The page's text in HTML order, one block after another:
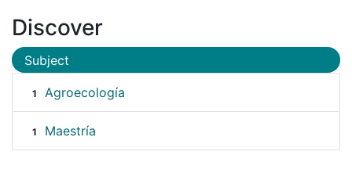
Discover
Subject
1 Agroecología
1 Maestría